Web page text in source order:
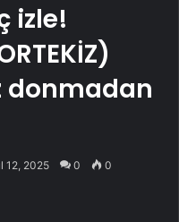
izle!
donmadan
12, 2025 0 0